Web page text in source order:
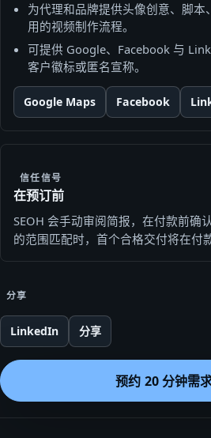
为代理和品牌提供头像创意、脚本
用的视频制作流程。
可提供 Google、Facebook 与
客户徽标或匿名宣称。
Google Maps Facebook
信任信号
在预订前
SEOH 会手动审阅简报，在付款前确
的范围匹配时，首个合格交付将在付
分享
LinkedIn 分享
预约 20 分钟需